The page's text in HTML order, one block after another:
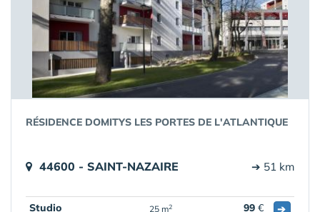
RÉSIDENCE DOMITYS LES PORTES DE L'ATLANTIQUE
44600 - SAINT-NAZAIRE ➔ 51 km
Studio 25 m2 99 €
➔